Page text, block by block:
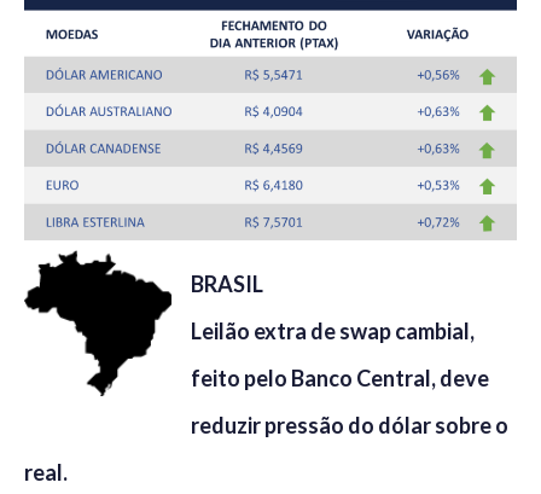
BRASIL
Leilão extra de swap cambial,
feito pelo Banco Central, deve
reduzir pressão do dólar sobre o
real.